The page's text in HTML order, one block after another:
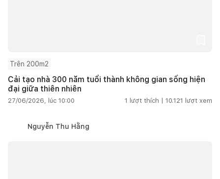
Trên 200m2
Cải tạo nhà 300 năm tuổi thành không gian sống hiện
đại giữa thiên nhiên
27/06/2026, lúc 10:00 1 lượt thích | 10.121 lượt xem
Nguyễn Thu Hằng